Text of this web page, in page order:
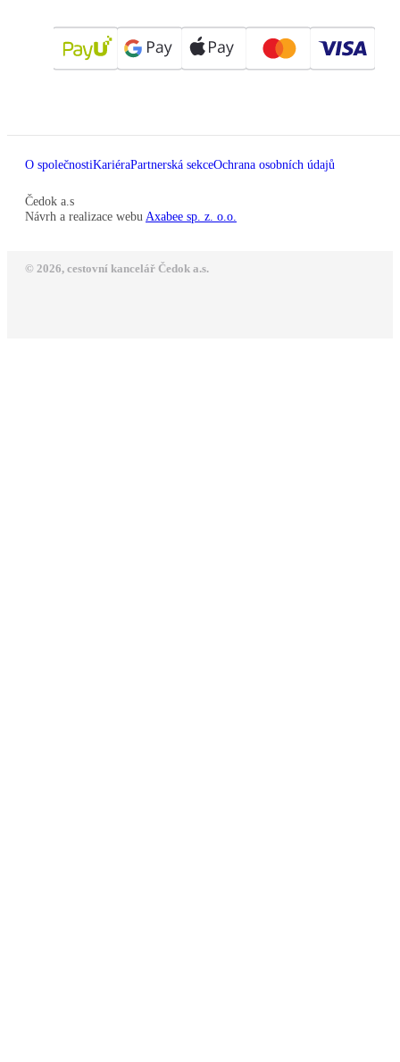
O společnostiKariéraPartnerská sekceOchrana osobních údajů
Čedok a.s
Návrh a realizace webu Axabee sp. z. o.o.
© 2026, cestovní kancelář Čedok a.s.